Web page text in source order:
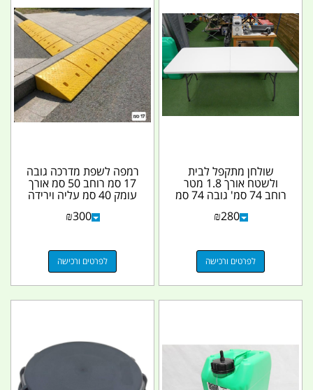
שולחן מתקפל לבית
ולשטח אורך 1.8 מטר
רוחב 74 סמ' גובה 74 סמ
₪280
לפרטים ורכישה
רמפה לשפת מדרכה גובה
17 סמ רוחב 50 סמ אורך
עומק 40 סמ עליה וירידה
נוחה פלסטיק...
₪300
לפרטים ורכישה